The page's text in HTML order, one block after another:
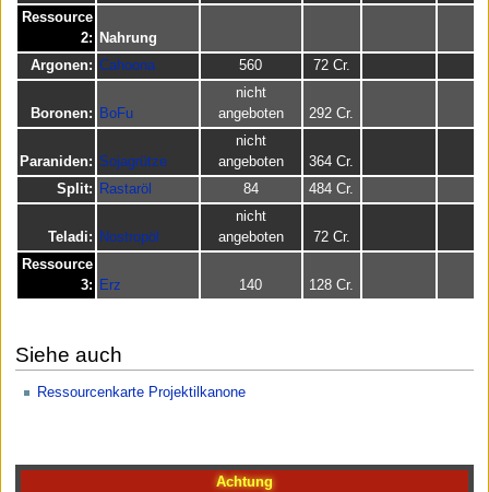
Ressource
2:
Nahrung
Argonen: Cahoona 560 72 Cr.
Boronen: BoFu
nicht
angeboten
292 Cr.
Paraniden: Sojagrütze
nicht
angeboten
364 Cr.
Split:
Rastaröl 84 484 Cr.
Teladi: Nostropöl
nicht
angeboten
72 Cr.
Ressource
3:
Erz 140 128 Cr.
Siehe auch
Ressourcenkarte Projektilkanone
Achtung